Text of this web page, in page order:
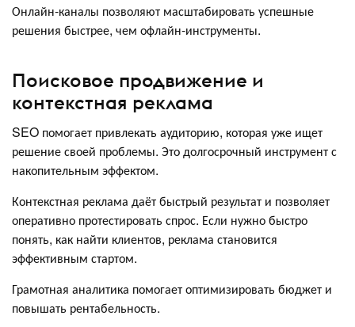
Онлайн-каналы позволяют масштабировать успешные
решения быстрее, чем офлайн-инструменты.
Поисковое продвижение и
контекстная реклама
SEO помогает привлекать аудиторию, которая уже ищет
решение своей проблемы. Это долгосрочный инструмент с
накопительным эффектом.
Контекстная реклама даёт быстрый результат и позволяет
оперативно протестировать спрос. Если нужно быстро
понять, как найти клиентов, реклама становится
эффективным стартом.
Грамотная аналитика помогает оптимизировать бюджет и
повышать рентабельность.